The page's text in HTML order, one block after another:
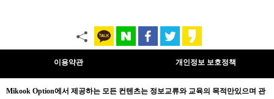
이용약관 개인정보 보호정책
Mikook Option에서 제공하는 모든 컨텐츠는 정보교류와 교육의 목적만있으며 관